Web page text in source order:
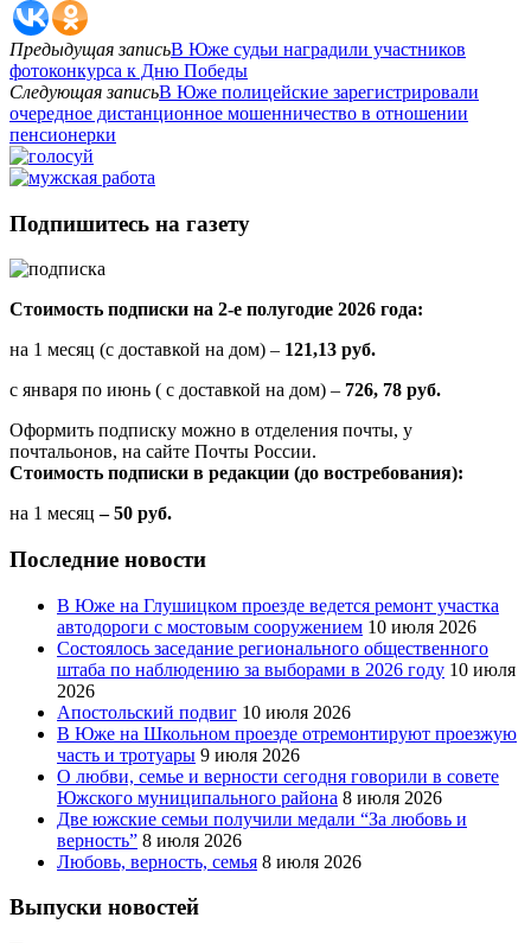
Предыдущая записьВ Юже судьи наградили участников
фотоконкурса к Дню Победы
Следующая записьВ Юже полицейские зарегистрировали
очередное дистанционное мошенничество в отношении
пенсионерки
Подпишитесь на газету
Стоимость подписки на 2-е полугодие 2026 года:
на 1 месяц (с доставкой на дом) – 121,13 руб.
с января по июнь ( с доставкой на дом) – 726, 78 руб.
Оформить подписку можно в отделения почты, у
почтальонов, на сайте Почты России.
Стоимость подписки в редакции (до востребования):
на 1 месяц – 50 руб.
Последние новости
В Юже на Глушицком проезде ведется ремонт участка
автодороги с мостовым сооружением 10 июля 2026
Состоялось заседание регионального общественного
штаба по наблюдению за выборами в 2026 году 10 июля
2026
Апостольский подвиг 10 июля 2026
В Юже на Школьном проезде отремонтируют проезжую
часть и тротуары 9 июля 2026
О любви, семье и верности сегодня говорили в совете
Южского муниципального района 8 июля 2026
Две южские семьи получили медали “За любовь и
верность” 8 июля 2026
Любовь, верность, семья 8 июля 2026
Выпуски новостей